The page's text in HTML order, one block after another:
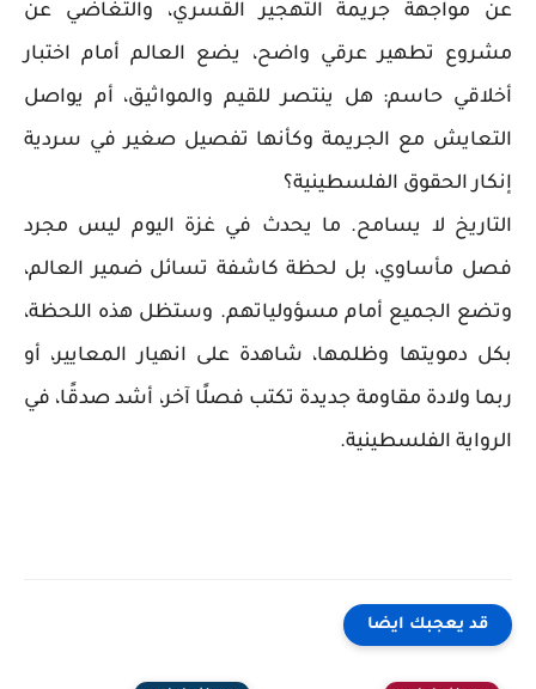
عن مواجهة جريمة التهجير القسري، والتغاضي عن
مشروع تطهير عرقي واضح، يضع العالم أمام اختبار
أخلاقي حاسم: هل ينتصر للقيم والمواثيق، أم يواصل
التعايش مع الجريمة وكأنها تفصيل صغير في سردية
إنكار الحقوق الفلسطينية؟
التاريخ لا يسامح. ما يحدث في غزة اليوم ليس مجرد
فصل مأساوي، بل لحظة كاشفة تسائل ضمير العالم،
وتضع الجميع أمام مسؤولياتهم. وستظل هذه اللحظة،
بكل دمويتها وظلمها، شاهدة على انهيار المعايير، أو
ربما ولادة مقاومة جديدة تكتب فصلًا آخر، أشد صدقًا، في
الرواية الفلسطينية.
قد يعجبك ايضا